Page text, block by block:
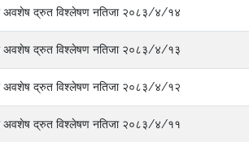
अवशेष द्रुत विश्लेषण नतिजा २०८३/४/१४
अवशेष द्रुत विश्लेषण नतिजा २०८३/४/१३
अवशेष द्रुत विश्लेषण नतिजा २०८३/४/१२
अवशेष द्रुत विश्लेषण नतिजा २०८३/४/११